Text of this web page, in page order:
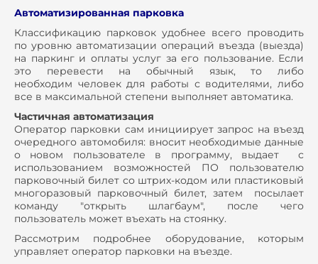
Автоматизированная парковка
Классификацию парковок удобнее всего проводить
по уровню автоматизации операций въезда (выезда)
на паркинг и оплаты услуг за его пользование. Если
это перевести на обычный язык, то либо
необходим человек для работы с водителями, либо
все в максимальной степени выполняет автоматика.
Частичная автоматизация
Оператор парковки сам инициирует запрос на въезд
очередного автомобиля: вносит необходимые данные
о новом пользователе в программу, выдает с
использованием возможностей ПО пользователю
парковочный билет со штрих-кодом или пластиковый
многоразовый парковочный билет, затем посылает
команду "открыть шлагбаум", после чего
пользователь может въехать на стоянку.
Рассмотрим подробнее оборудование, которым
управляет оператор парковки на въезде.